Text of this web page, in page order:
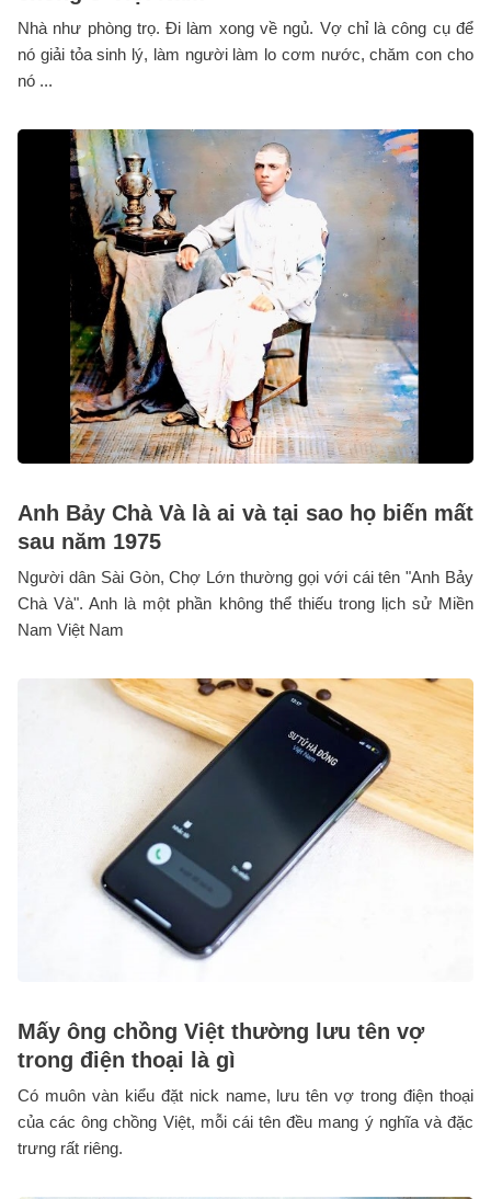
Nhà như phòng trọ. Đi làm xong về ngủ. Vợ chỉ là công cụ để
nó giải tỏa sinh lý, làm người làm lo cơm nước, chăm con cho
nó ...
Anh Bảy Chà Và là ai và tại sao họ biến mất
sau năm 1975
Người dân Sài Gòn, Chợ Lớn thường gọi với cái tên "Anh Bảy
Chà Và". Anh là một phần không thể thiếu trong lịch sử Miền
Nam Việt Nam
Mấy ông chồng Việt thường lưu tên vợ
trong điện thoại là gì
Có muôn vàn kiểu đặt nick name, lưu tên vợ trong điện thoại
của các ông chồng Việt, mỗi cái tên đều mang ý nghĩa và đặc
trưng rất riêng.